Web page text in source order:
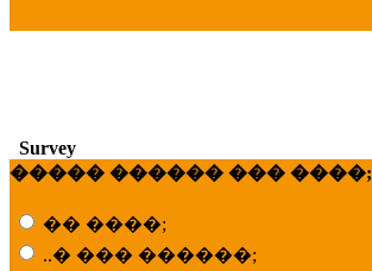
Survey
����� ������ ��� ����;
�� ����;
..� ��� ������;